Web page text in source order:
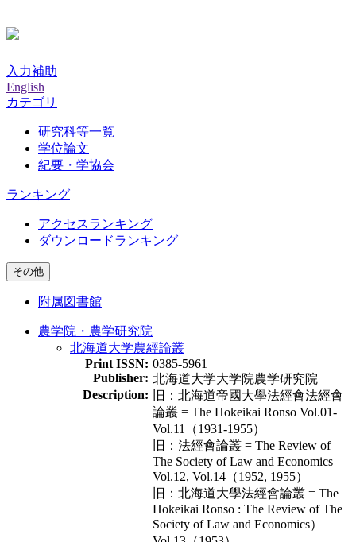
入力補助
English
カテゴリ
研究科等一覧
学位論文
紀要・学協会
ランキング
アクセスランキング
ダウンロードランキング
その他
附属図書館
農学院・農学研究院
北海道大学農經論叢
Print ISSN: 0385-5961
Publisher: 北海道大学大学院農学研究院
Description:
旧：北海道帝國大學法經會法經會
論叢 = The Hokeikai Ronso Vol.01-
Vol.11（1931-1955）
旧：法經會論叢 = The Review of
The Society of Law and Economics
Vol.12, Vol.14（1952, 1955）
旧：北海道大學法經會論叢 = The
Hokeikai Ronso : The Review of The
Society of Law and Economics）